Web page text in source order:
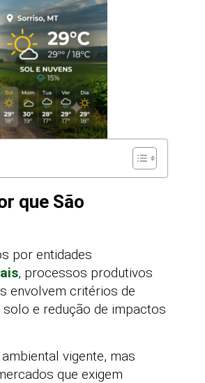
que São
por entidades
, processos produtivos
envolvem critérios de
e redução de impactos
ambiental vigente, mas
que exigem